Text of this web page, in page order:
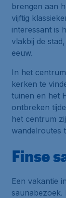
brengen aan
vijftig
interessant is
vlakbij de
eeuw.
In het
kerken te
tuinen en het
ontbreken
het centrum
wandelroutes
Finse
Een vakantie
saunabezoek.